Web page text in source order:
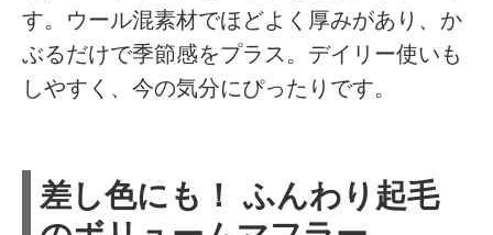
す。ウール混素材でほどよく厚みがあり、か
ぶるだけで季節感をプラス。デイリー使いも
しやすく、今の気分にぴったりです。
差し色にも！ ふんわり起毛